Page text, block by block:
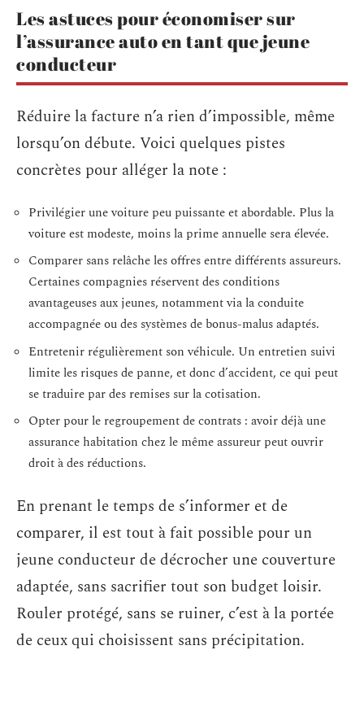
Les astuces pour économiser sur
l’assurance auto en tant que jeune
conducteur
Réduire la facture n’a rien d’impossible, même
lorsqu’on débute. Voici quelques pistes
concrètes pour alléger la note :
Privilégier une voiture peu puissante et abordable. Plus la
voiture est modeste, moins la prime annuelle sera élevée.
Comparer sans relâche les offres entre différents assureurs.
Certaines compagnies réservent des conditions
avantageuses aux jeunes, notamment via la conduite
accompagnée ou des systèmes de bonus-malus adaptés.
Entretenir régulièrement son véhicule. Un entretien suivi
limite les risques de panne, et donc d’accident, ce qui peut
se traduire par des remises sur la cotisation.
Opter pour le regroupement de contrats : avoir déjà une
assurance habitation chez le même assureur peut ouvrir
droit à des réductions.
En prenant le temps de s’informer et de
comparer, il est tout à fait possible pour un
jeune conducteur de décrocher une couverture
adaptée, sans sacrifier tout son budget loisir.
Rouler protégé, sans se ruiner, c’est à la portée
de ceux qui choisissent sans précipitation.